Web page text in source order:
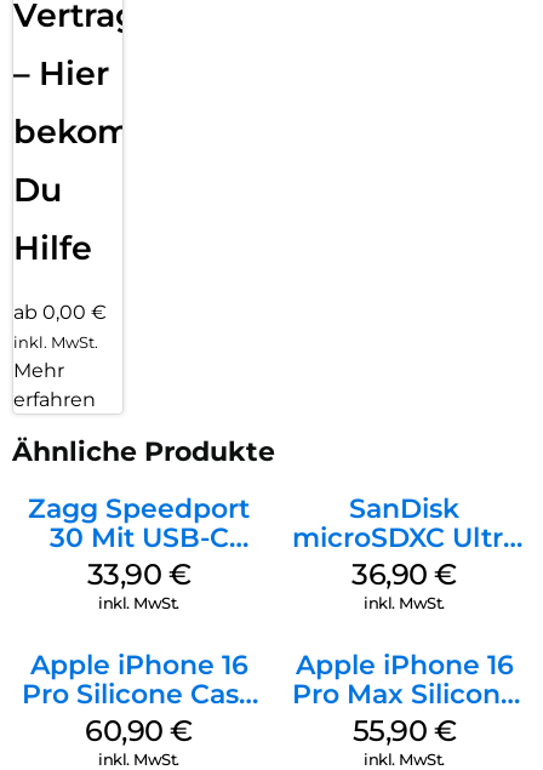
Vertragsabwicklung
– Hier
bekommst
Du
Hilfe
ab 0,00 €
inkl. MwSt.
Mehr
erfahren
Ähnliche Produkte
Zagg Speedport
30 Mit USB-C
Kabel Weiß
33,90 €
inkl. MwSt.
SanDisk
microSDXC Ultra
128 GB + Adapter
Mobile
36,90€
inkl. MwSt.
Apple iPhone 16
Pro Silicone Case
MagSafe Stone
Gray
60,90€
inkl. MwSt.
Apple iPhone 16
Pro Max Silicone
Case MagSafe
Stone Gray
55,90 €
inkl. MwSt.